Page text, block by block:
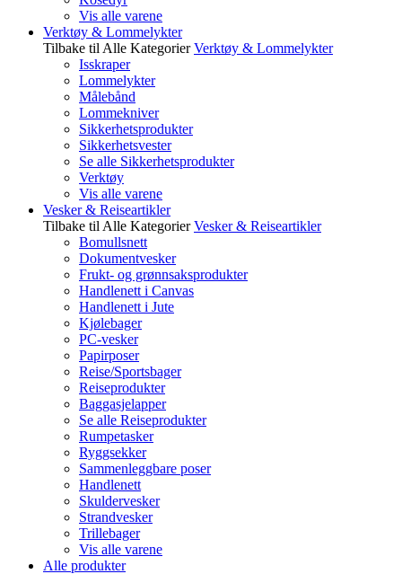
Vis alle varene
Verktøy & Lommelykter
Tilbake til Alle Kategorier Verktøy & Lommelykter
Isskraper
Lommelykter
Målebånd
Lommekniver
Sikkerhetsprodukter
Sikkerhetsvester
Se alle Sikkerhetsprodukter
Verktøy
Vis alle varene
Vesker & Reiseartikler
Tilbake til Alle Kategorier Vesker & Reiseartikler
Bomullsnett
Dokumentvesker
Frukt- og grønnsaksprodukter
Handlenett i Canvas
Handlenett i Jute
Kjølebager
PC-vesker
Papirposer
Reise/Sportsbager
Reiseprodukter
Baggasjelapper
Se alle Reiseprodukter
Rumpetasker
Ryggsekker
Sammenleggbare poser
Handlenett
Skuldervesker
Strandvesker
Trillebager
Vis alle varene
Alle produkter